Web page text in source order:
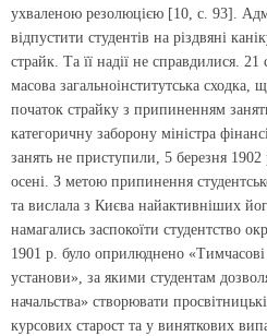
ухваленою резолюцією [10, с. 93].
відпустити студентів на різдвяні
страйк. Та її надії не справдилися. 21
масова загальноінститутська
початок страйку з припиненням
категоричну заборону міністра
занять не приступили, 5 березня 1902
осені. З метою припинення
та вислала з Києва найактивніших
намагались заспокоїти студентство
1901 р. було оприлюднено «Тимчасові
установи», за якими студентам
начальства» створювати
курсових старост та у виняткових